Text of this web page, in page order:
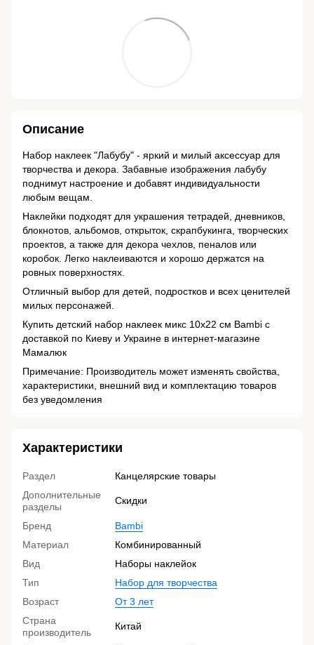
Описание
Набор наклеек "Лабубу" - яркий и милый аксессуар для
творчества и декора. Забавные изображения лабубу
поднимут настроение и добавят индивидуальности
любым вещам.
Наклейки подходят для украшения тетрадей, дневников,
блокнотов, альбомов, открыток, скрапбукинга, творческих
проектов, а также для декора чехлов, пеналов или
коробок. Легко наклеиваются и хорошо держатся на
ровных поверхностях.
Отличный выбор для детей, подростков и всех ценителей
милых персонажей.
Купить детский набор наклеек микс 10х22 см Bambi с
доставкой по Киеву и Украине в интернет-магазине
Мамалюк
Примечание: Производитель может изменять свойства,
характеристики, внешний вид и комплектацию товаров
без уведомления
Характеристики
Раздел
Канцелярские товары
Дополнительные
разделы
Скидки
Бренд
Bambi
Материал
Комбинированный
Вид
Наборы наклейок
Тип
Набор для творчества
Возраст
От 3 лет
Страна
производитель
Китай